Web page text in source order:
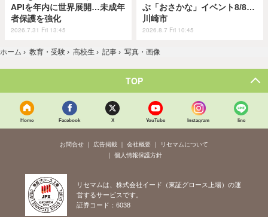
APIを年内に世界展開…未成年
者保護を強化
2026.7.31 Fri 13:45
ぶ「おさかな」イベント8/8…
川崎市
2026.8.7 Fri 10:45
ホーム › 教育・受験 › 高校生 › 記事 › 写真・画像
TOP
Home Facebook X YouTube Instagram line
お問合せ 広告掲載 会社概要
リセマムについて
個人情報保護方針
リセマムは、株式会社イード（東証グロース上場）の運
営するサービスです。
証券コード：6038